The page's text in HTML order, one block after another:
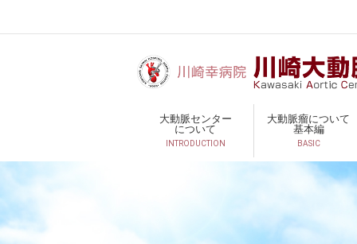
大動脈センター
について
INTRODUCTION
大動脈瘤について
基本編
BASIC